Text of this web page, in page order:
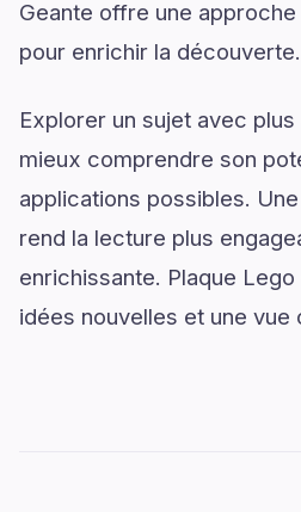
Geante offre une
pour enrichir la découverte.
Explorer un sujet avec
mieux comprendre son
applications possibles.
rend la lecture plus
enrichissante. Plaque
idées nouvelles et une vue